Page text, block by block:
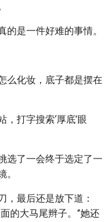
是一件好难的事情。
么化妆，底子都是摆在
打字搜索‘厚底’眼
选了一会终于选定了一
，最后还是放下道：
的大马尾辫子。”她还